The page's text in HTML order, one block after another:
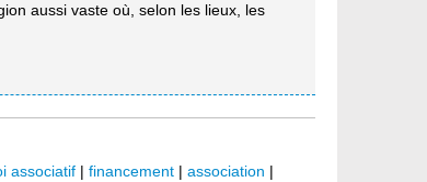
aussi vaste où, selon les lieux, les
associatif | financement | association |